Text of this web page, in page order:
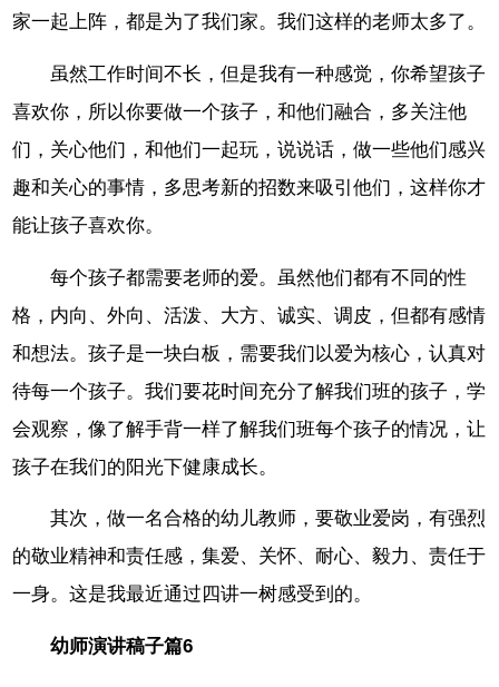
家一起上阵，都是为了我们家。我们这样的老师太多了。
虽然工作时间不长，但是我有一种感觉，你希望孩子
喜欢你，所以你要做一个孩子，和他们融合，多关注他
们，关心他们，和他们一起玩，说说话，做一些他们感兴
趣和关心的事情，多思考新的招数来吸引他们，这样你才
能让孩子喜欢你。
每个孩子都需要老师的爱。虽然他们都有不同的性
格，内向、外向、活泼、大方、诚实、调皮，但都有感情
和想法。孩子是一块白板，需要我们以爱为核心，认真对
待每一个孩子。我们要花时间充分了解我们班的孩子，学
会观察，像了解手背一样了解我们班每个孩子的情况，让
孩子在我们的阳光下健康成长。
其次，做一名合格的幼儿教师，要敬业爱岗，有强烈
的敬业精神和责任感，集爱、关怀、耐心、毅力、责任于
一身。这是我最近通过四讲一树感受到的。
幼师演讲稿子篇6